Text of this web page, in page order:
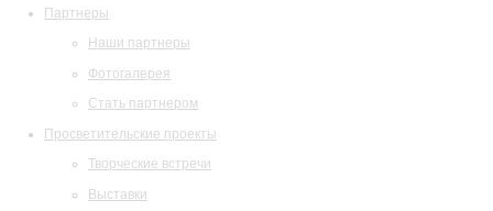
Партнеры
Наши партнеры
Фотогалерея
Стать партнером
Просветительские проекты
Творческие встречи
Выставки